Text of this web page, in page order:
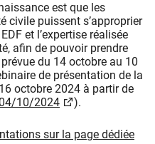
est que les
civile puissent s’approprier
et l’expertise réalisée
afin de pouvoir prendre
du 14 octobre au 10
de présentation de la
octobre 2024 à partir de
10/2024 ).
sur la page dédiée